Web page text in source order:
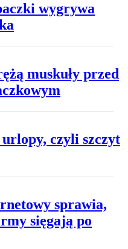
wygrywa
muskuły przed
czyli szczyt
sprawia,
sięgają po